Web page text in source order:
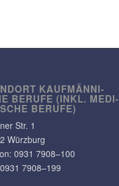
KAUF­MÄN­NI­
BERUFE (INKL. MEDI­
BERUFE)
Str. 1
Würzburg
0931 7908–100
7908–199